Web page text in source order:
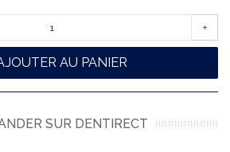
+
AU PANIER
SUR DENTIRECT